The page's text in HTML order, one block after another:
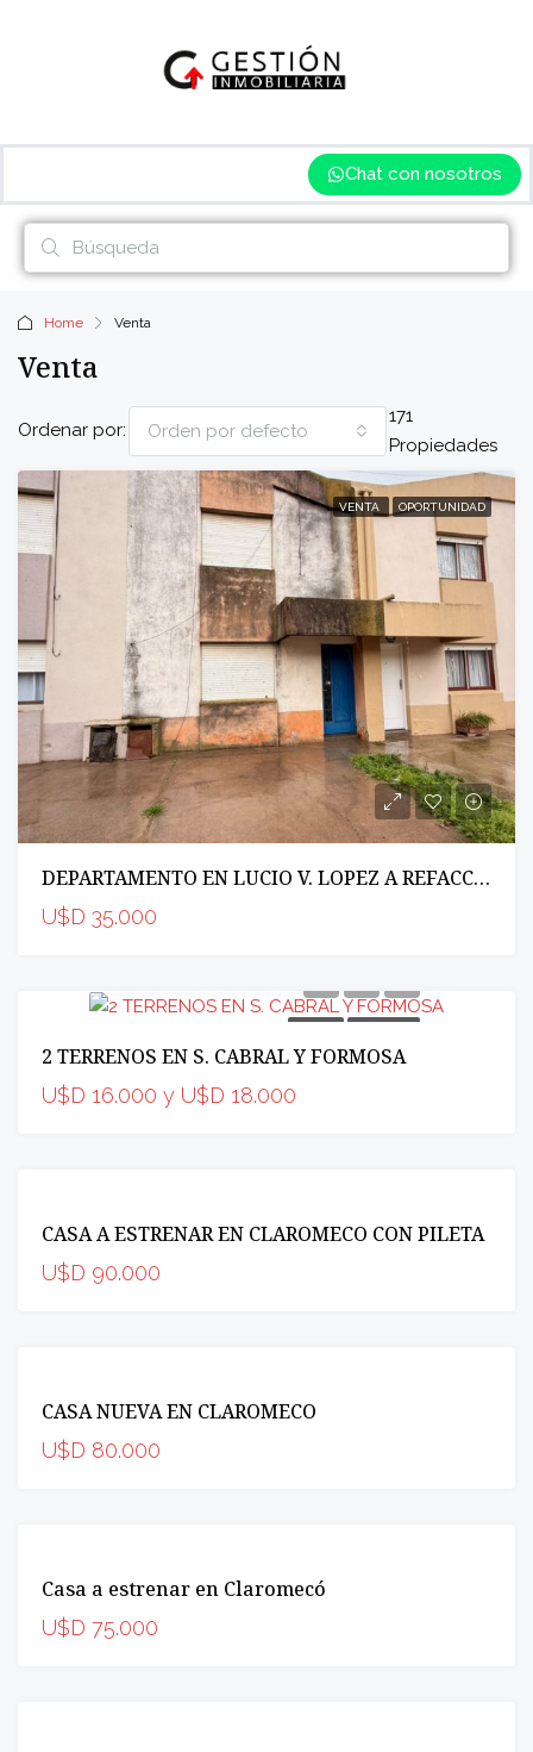
Chat con nosotros
Home Venta
Venta
171
Propiedades
Ordenar por: Orden por defecto
VENTA OPORTUNIDAD
DEPARTAMENTO EN LUCIO V. LOPEZ A REFACCIONAR
U$D 35.000
2 TERRENOS EN S. CABRAL Y FORMOSA
U$D 16.000 y U$D 18.000
INCREIBLE
CASA A ESTRENAR EN CLAROMECO CON PILETA
U$D 90.000
INCREIBLE
CASA NUEVA EN CLAROMECO
U$D 80.000
INCREIBLE
Casa a estrenar en Claromecó
U$D 75.000